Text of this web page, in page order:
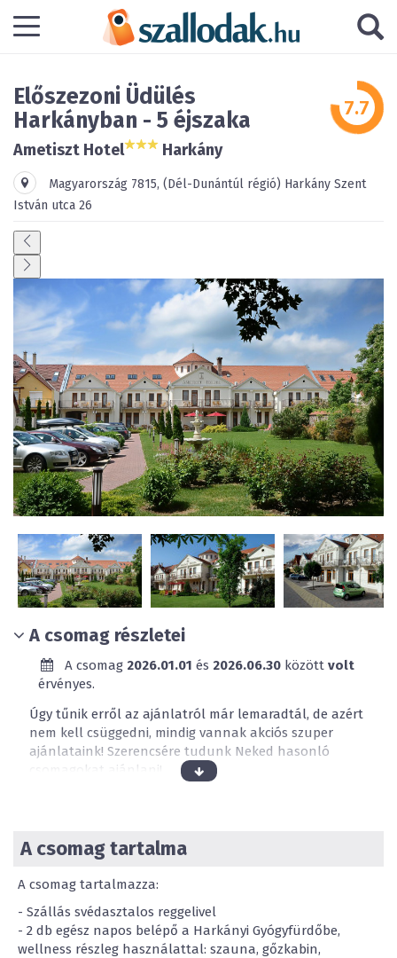
Előszezoni Üdülés
Harkányban - 5 éjszaka
Ametiszt Hotel Harkány
Magyarország 7815, (Dél-Dunántúl régió) Harkány Szent
István utca 26
A csomag részletei
A csomag 2026.01.01 és 2026.06.30 között volt
érvényes.
Úgy tűnik erről az ajánlatról már lemaradtál, de azért
nem kell csüggedni, mindig vannak akciós szuper
ajánlataink! Szerencsére tudunk Neked hasonló
csomagokat ajánlani!
A csomag tartalma
A csomag tartalmazza:
- Szállás svédasztalos reggelivel
- 2 db egész napos belépő a Harkányi Gyógyfürdőbe,
wellness részleg használattal: szauna, gőzkabin,